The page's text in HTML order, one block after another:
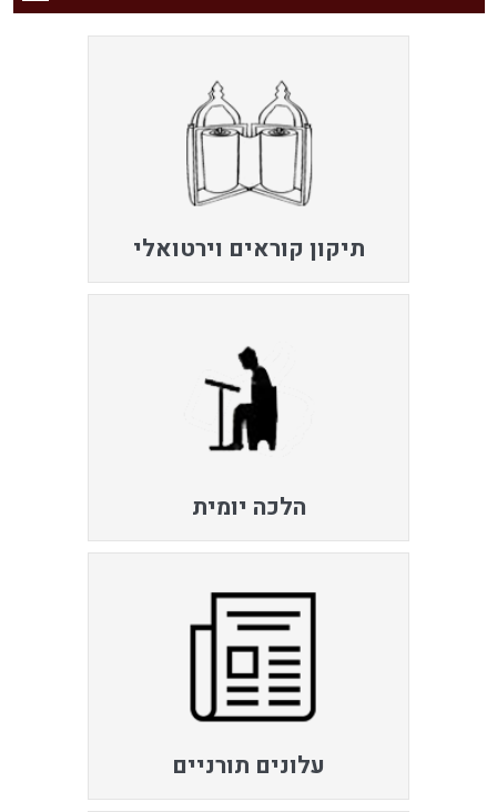
תיקון קוראים וירטואלי
הלכה יומית
עלונים תורניים